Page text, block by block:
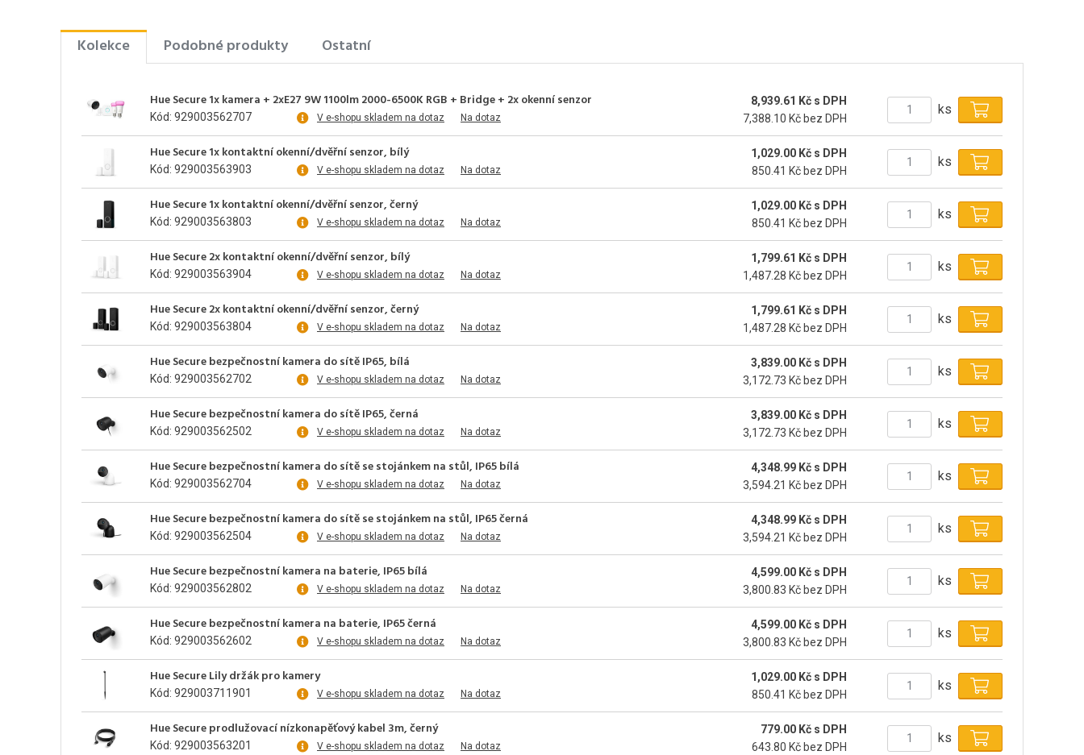
Kolekce Podobné produkty Ostatní
Hue Secure 1x kamera + 2xE27 9W 1100lm 2000-6500K RGB + Bridge + 2x okenní senzor
Kód: 929003562707 V e-shopu skladem na dotaz Na dotaz
8,939.61 Kč s DPH
7,388.10 Kč bez DPH
ks
Hue Secure 1x kontaktní okenní/dvěřní senzor, bílý
Kód: 929003563903 V e-shopu skladem na dotaz Na dotaz
1,029.00 Kč s DPH
850.41 Kč bez DPH
ks
Hue Secure 1x kontaktní okenní/dvěřní senzor, černý
Kód: 929003563803 V e-shopu skladem na dotaz Na dotaz
1,029.00 Kč s DPH
850.41 Kč bez DPH
ks
Hue Secure 2x kontaktní okenní/dvěřní senzor, bílý
Kód: 929003563904 V e-shopu skladem na dotaz Na dotaz
1,799.61 Kč s DPH
1,487.28 Kč bez DPH
ks
Hue Secure 2x kontaktní okenní/dvěřní senzor, černý
Kód: 929003563804 V e-shopu skladem na dotaz Na dotaz
1,799.61 Kč s DPH
1,487.28 Kč bez DPH
ks
Hue Secure bezpečnostní kamera do sítě IP65, bílá
Kód: 929003562702 V e-shopu skladem na dotaz Na dotaz
3,839.00 Kč s DPH
3,172.73 Kč bez DPH
ks
Hue Secure bezpečnostní kamera do sítě IP65, černá
Kód: 929003562502 V e-shopu skladem na dotaz Na dotaz
3,839.00 Kč s DPH
3,172.73 Kč bez DPH
ks
Hue Secure bezpečnostní kamera do sítě se stojánkem na stůl, IP65 bílá
Kód: 929003562704 V e-shopu skladem na dotaz Na dotaz
4,348.99 Kč s DPH
3,594.21 Kč bez DPH
ks
Hue Secure bezpečnostní kamera do sítě se stojánkem na stůl, IP65 černá
Kód: 929003562504 V e-shopu skladem na dotaz Na dotaz
4,348.99 Kč s DPH
3,594.21 Kč bez DPH
ks
Hue Secure bezpečnostní kamera na baterie, IP65 bílá
Kód: 929003562802 V e-shopu skladem na dotaz Na dotaz
4,599.00 Kč s DPH
3,800.83 Kč bez DPH
ks
Hue Secure bezpečnostní kamera na baterie, IP65 černá
Kód: 929003562602 V e-shopu skladem na dotaz Na dotaz
4,599.00 Kč s DPH
3,800.83 Kč bez DPH
ks
Hue Secure Lily držák pro kamery
Kód: 929003711901 V e-shopu skladem na dotaz Na dotaz
1,029.00 Kč s DPH
850.41 Kč bez DPH
ks
Hue Secure prodlužovací nízkonapěťový kabel 3m, černý
Kód: 929003563201 V e-shopu skladem na dotaz Na dotaz
779.00 Kč s DPH
643.80 Kč bez DPH
ks